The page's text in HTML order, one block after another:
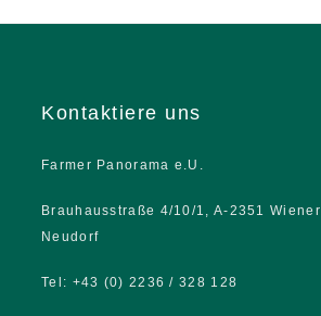
Kontaktiere uns
Farmer Panorama e.U.
Brauhausstraße 4/10/1, A-2351 Wiener
Neudorf
Tel: +43 (0) 2236 / 328 128